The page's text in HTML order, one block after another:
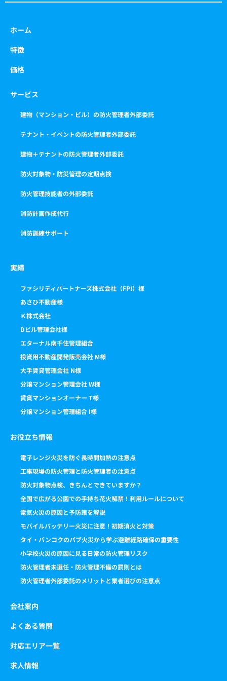
ホーム
特徴
価格
サービス
建物（マンション・ビル）の防火管理者外部委託
テナント・イベントの防火管理者外部委託
建物＋テナントの防火管理者外部委託
防火対象物・防災管理の定期点検
防火管理技能者の外部委託
消防計画作成代行
消防訓練サポート
実績
ファシリティパートナーズ株式会社（FPI）様
あさひ不動産様
Ｋ株式会社
Dビル管理会社様
エターナル南千住管理組合
投資用不動産開発販売会社 M様
大手賃貸管理会社 N様
分譲マンション管理会社 W様
賃貸マンションオーナー T様
分譲マンション管理組合 I様
お役立ち情報
電子レンジ火災を防ぐ長時間加熱の注意点
工事現場の防火管理と防火管理者の注意点
防火対象物点検、きちんとできていますか？
全国で広がる公園での手持ち花火解禁！利用ルールについて
電気火災の原因と予防策を解説
モバイルバッテリー火災に注意！初期消火と対策
タイ・バンコクのパブ火災から学ぶ避難経路確保の重要性
小学校火災の原因に見る日常の防火管理リスク
防火管理者未選任・防火管理不備の罰則とは
防火管理者外部委託のメリットと業者選びの注意点
会社案内
よくある質問
対応エリア一覧
求人情報